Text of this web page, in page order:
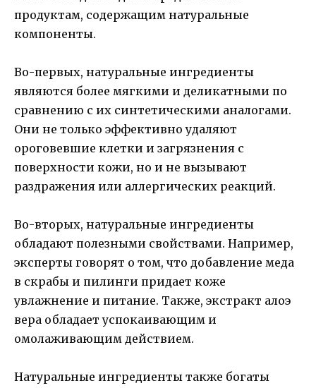
продуктам, содержащим натуральные
компоненты.
Во-первых, натуральные ингредиенты
являются более мягкими и деликатными по
сравнению с их синтетическими аналогами.
Они не только эффективно удаляют
ороговевшие клетки и загрязнения с
поверхности кожи, но и не вызывают
раздражения или аллергических реакций.
Во-вторых, натуральные ингредиенты
обладают полезными свойствами. Например,
эксперты говорят о том, что добавление меда
в скрабы и пилинги придает коже
увлажнение и питание. Также, экстракт алоэ
вера обладает успокаивающим и
омолаживающим действием.
Натуральные ингредиенты также богаты